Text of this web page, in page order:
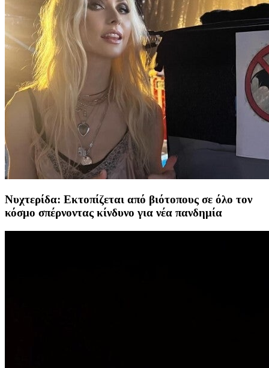
Νυχτερίδα: Εκτοπίζεται από βιότοπους σε όλο τον
κόσμο σπέρνοντας κίνδυνο για νέα πανδημία